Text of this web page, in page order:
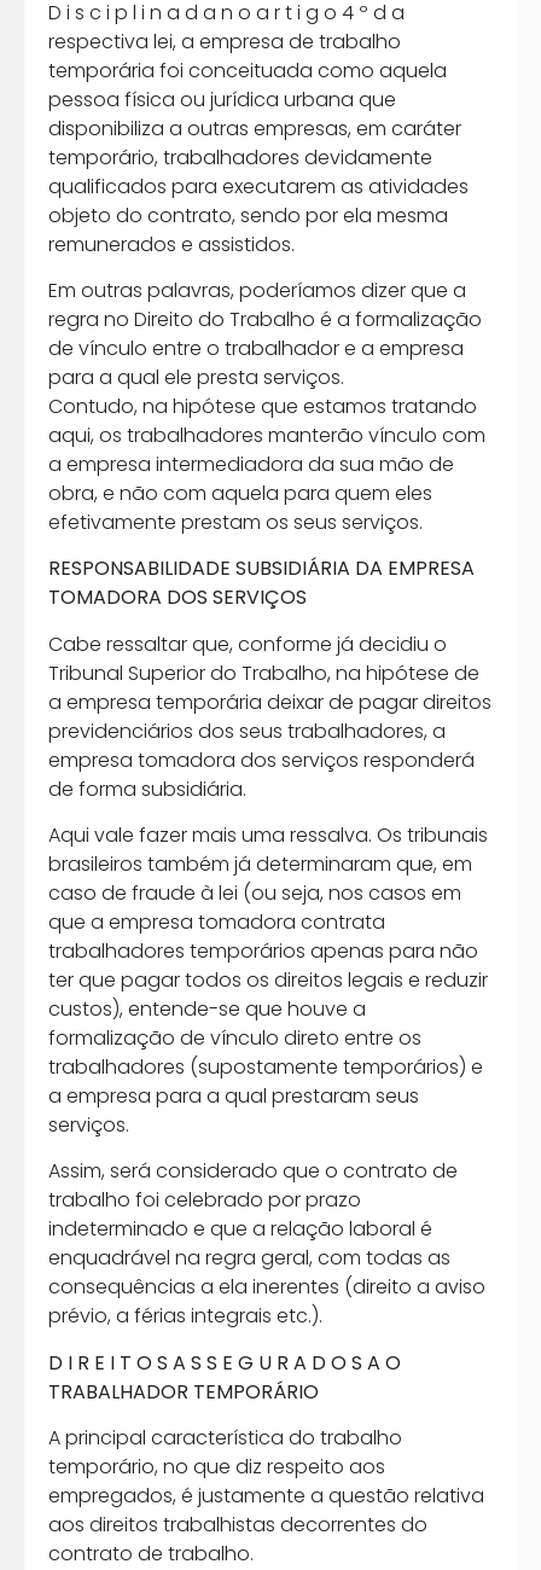
D i s c i p l i n a d a n o a r t i g o 4 º d a
respectiva lei, a empresa de trabalho
temporária foi conceituada como aquela
pessoa física ou jurídica urbana que
disponibiliza a outras empresas, em caráter
temporário, trabalhadores devidamente
qualificados para executarem as atividades
objeto do contrato, sendo por ela mesma
remunerados e assistidos.
Em outras palavras, poderíamos dizer que a
regra no Direito do Trabalho é a formalização
de vínculo entre o trabalhador e a empresa
para a qual ele presta serviços.
Contudo, na hipótese que estamos tratando
aqui, os trabalhadores manterão vínculo com
a empresa intermediadora da sua mão de
obra, e não com aquela para quem eles
efetivamente prestam os seus serviços.
RESPONSABILIDADE SUBSIDIÁRIA DA EMPRESA
TOMADORA DOS SERVIÇOS
Cabe ressaltar que, conforme já decidiu o
Tribunal Superior do Trabalho, na hipótese de
a empresa temporária deixar de pagar direitos
previdenciários dos seus trabalhadores, a
empresa tomadora dos serviços responderá
de forma subsidiária.
Aqui vale fazer mais uma ressalva. Os tribunais
brasileiros também já determinaram que, em
caso de fraude à lei (ou seja, nos casos em
que a empresa tomadora contrata
trabalhadores temporários apenas para não
ter que pagar todos os direitos legais e reduzir
custos), entende-se que houve a
formalização de vínculo direto entre os
trabalhadores (supostamente temporários) e
a empresa para a qual prestaram seus
serviços.
Assim, será considerado que o contrato de
trabalho foi celebrado por prazo
indeterminado e que a relação laboral é
enquadrável na regra geral, com todas as
consequências a ela inerentes (direito a aviso
prévio, a férias integrais etc.).
D I R E I T O S A S S E G U R A D O S A O
TRABALHADOR TEMPORÁRIO
A principal característica do trabalho
temporário, no que diz respeito aos
empregados, é justamente a questão relativa
aos direitos trabalhistas decorrentes do
contrato de trabalho.